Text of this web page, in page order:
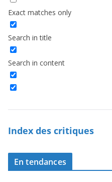
Exact matches only
Search in title
Search in content
Index des critiques
En tendances